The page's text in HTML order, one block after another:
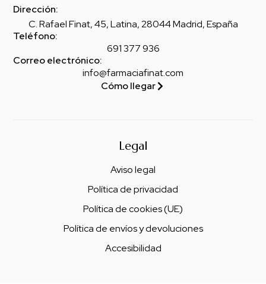
Dirección:
C. Rafael Finat, 45, Latina, 28044 Madrid, España
Teléfono:
691 377 936
Correo electrónico:
info@farmaciafinat.com
Cómo llegar
Legal
Aviso legal
Política de privacidad
Política de cookies (UE)
Política de envíos y devoluciones
Accesibilidad